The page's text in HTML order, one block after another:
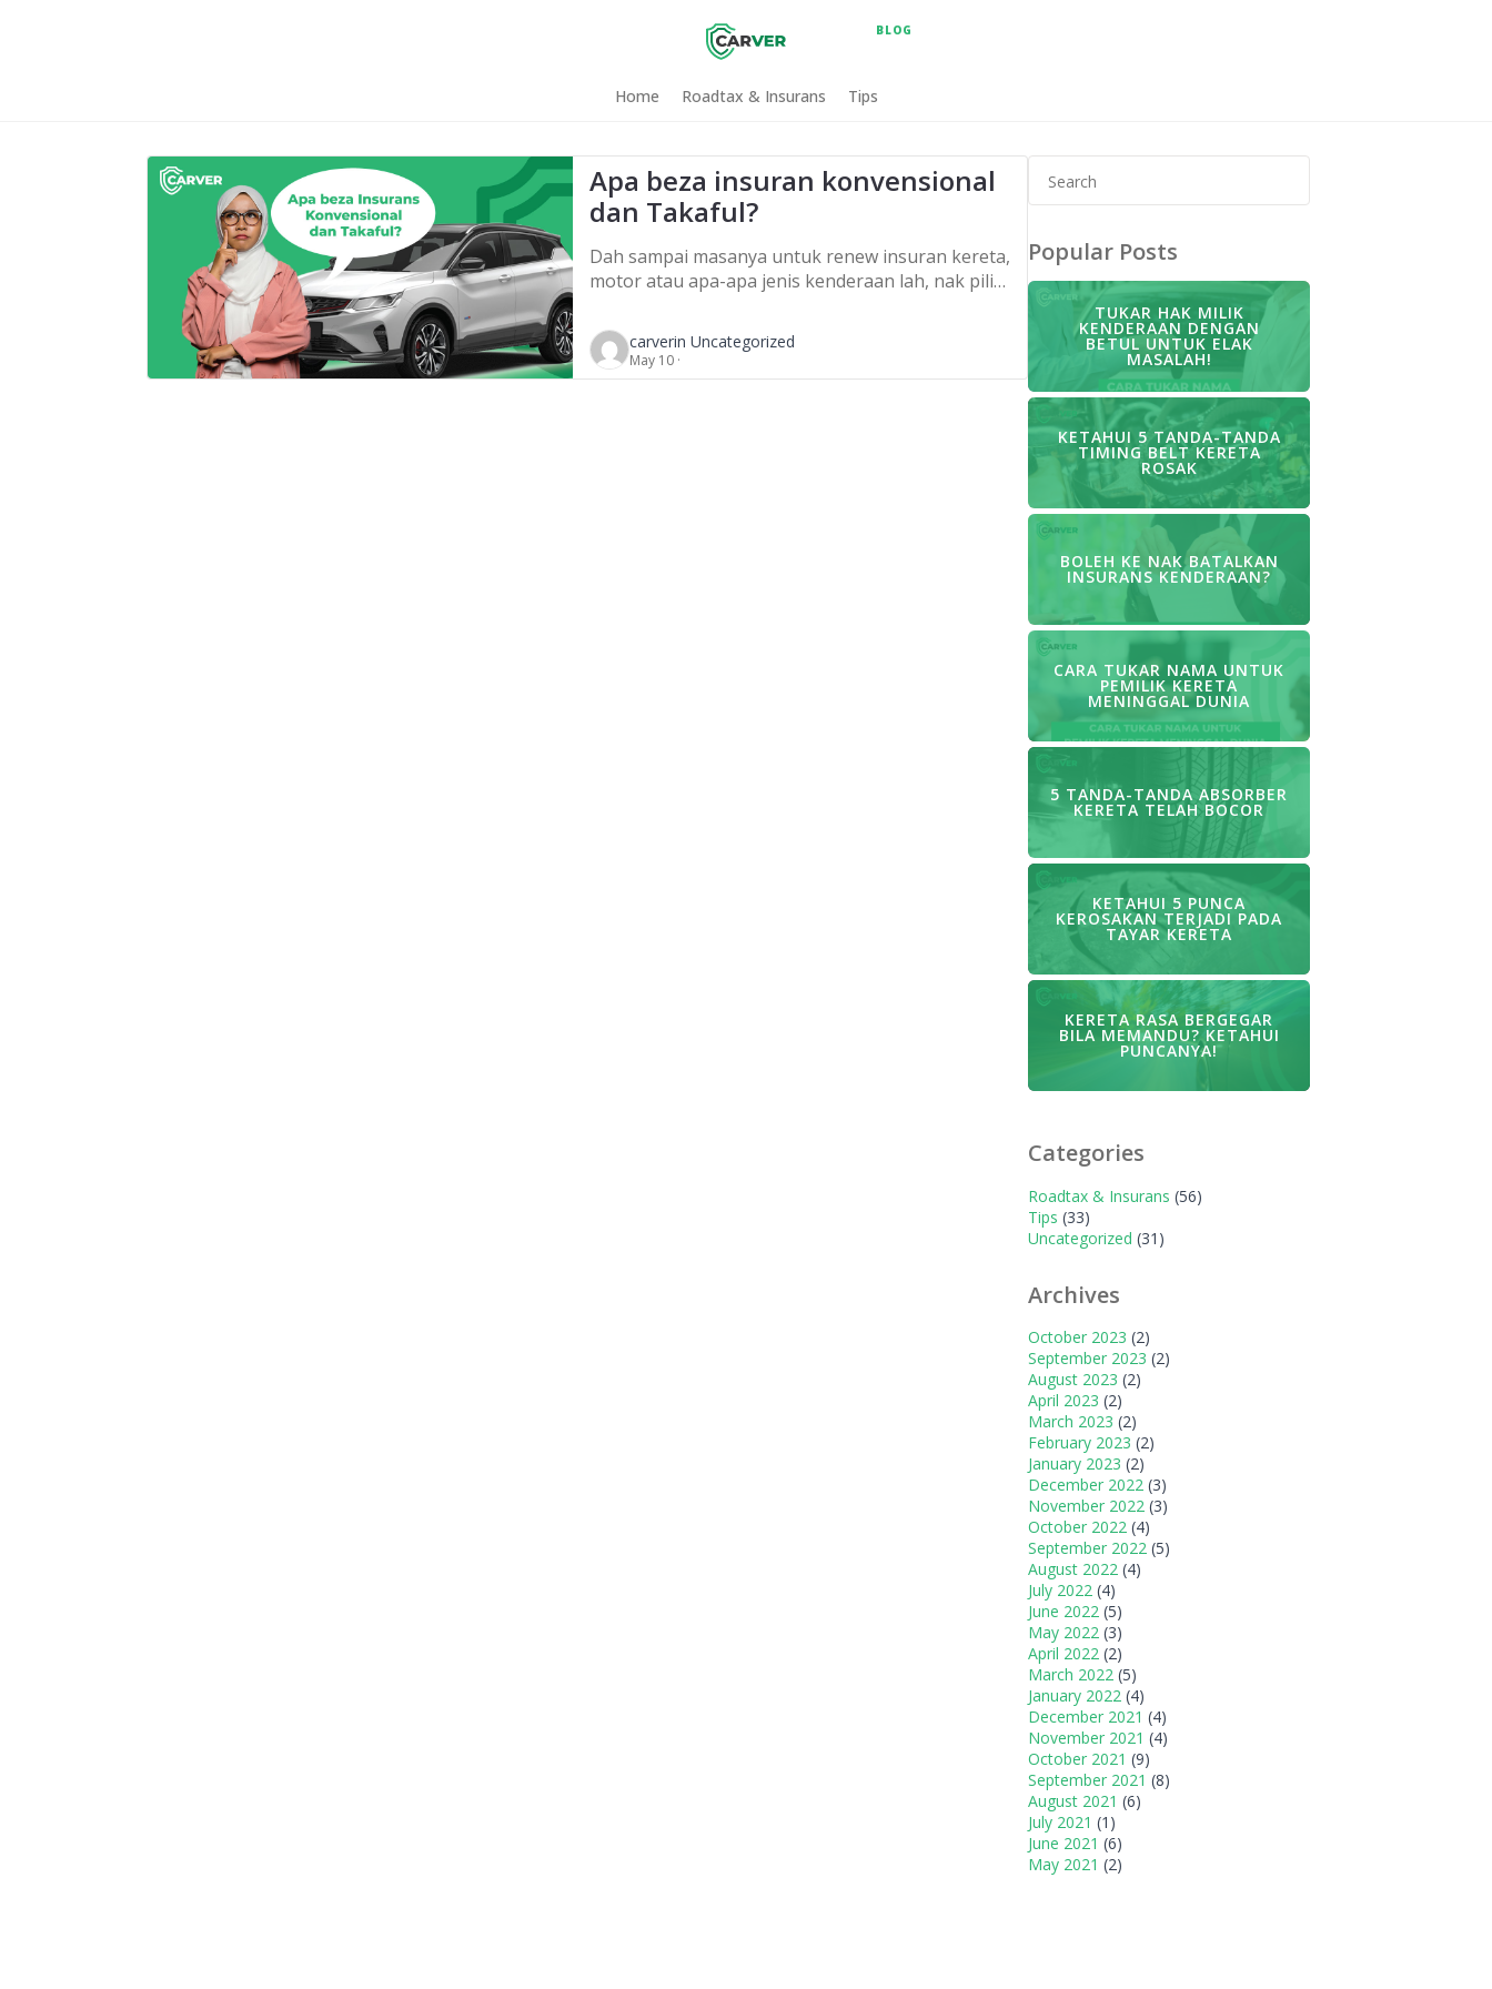
BLOG
Home Roadtax & Insurans Tips
Apa beza insuran konvensional
dan Takaful?
Dah sampai masanya untuk renew insuran kereta,
motor atau apa-apa jenis kenderaan lah, nak pilih
penting, renew lah insuran secara online di
Carver! Insuran konvensional ternyata lebih
murah. Tapi apa perbezaan lain bagi insuran
carverin Uncategorized
May 10 ·
for:
Popular Posts
TUKAR HAK MILIK
KENDERAAN DENGAN
BETUL UNTUK ELAK
MASALAH!
KETAHUI 5 TANDA-TANDA
TIMING BELT KERETA
ROSAK
BOLEH KE NAK BATALKAN
INSURANS KENDERAAN?
CARA TUKAR NAMA UNTUK
PEMILIK KERETA
MENINGGAL DUNIA
5 TANDA-TANDA ABSORBER
KERETA TELAH BOCOR
KETAHUI 5 PUNCA
KEROSAKAN TERJADI PADA
TAYAR KERETA
KERETA RASA BERGEGAR
BILA MEMANDU? KETAHUI
PUNCANYA!
Categories
Roadtax & Insurans (56)
Tips (33)
Uncategorized (31)
Archives
October 2023 (2)
September 2023 (2)
August 2023 (2)
April 2023 (2)
March 2023 (2)
February 2023 (2)
January 2023 (2)
December 2022 (3)
November 2022 (3)
October 2022 (4)
September 2022 (5)
August 2022 (4)
July 2022 (4)
June 2022 (5)
May 2022 (3)
April 2022 (2)
March 2022 (5)
January 2022 (4)
December 2021 (4)
November 2021 (4)
October 2021 (9)
September 2021 (8)
August 2021 (6)
July 2021 (1)
June 2021 (6)
May 2021 (2)